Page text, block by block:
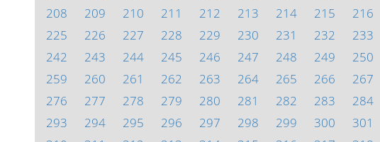
208
209 210 211 212 213 214 215 216
225
226 227 228 229 230 231 232 233
242
243 244 245 246 247 248 249 250
259
260 261 262 263 264 265 266 267
276
277 278 279 280 281 282 283 284
293
294 295 296 297 298 299 300 301